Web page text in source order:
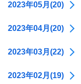
2023年05月(20)
2023年04月(20)
2023年03月(22)
2023年02月(19)